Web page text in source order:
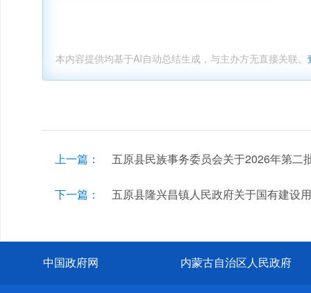
本内容提供均基于AI自动总结生成，与主办方无直接关联。
上一篇： 五原县民族事务委员会关于2026年第二
下一篇： 五原县隆兴昌镇人民政府关于国有建设
中国政府网 内蒙古自治区人民政府